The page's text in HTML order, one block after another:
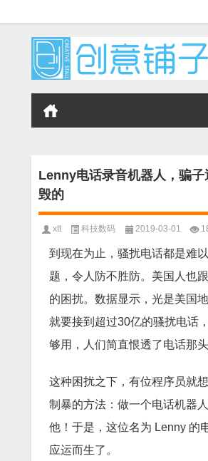
Lenny电话录音机器人，骗子
毁的
xtt 科技数码 2019-03-01
到现在为止，骚扰电话都是难
题，令人防不胜防。美国人也
的困扰。数据显示，光是美国
就要接到超过30亿的骚扰电话
够用，人们简直恨透了电话那头
这种困扰之下，有位程序员就
制暴的方法：做一个电话机器
他！于是，这位名为 Lenny 的
应运而生了。